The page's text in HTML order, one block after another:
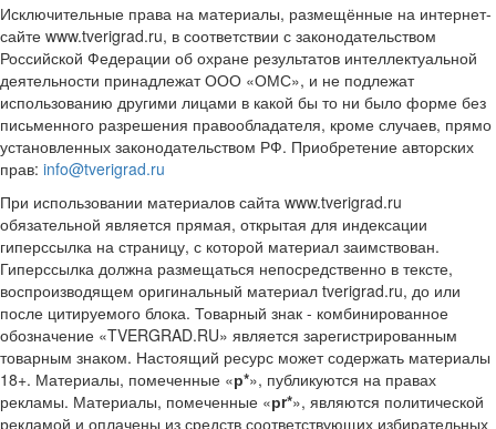
Исключительные права на материалы, размещённые на интернет-
сайте www.tverigrad.ru, в соответствии с законодательством
Российской Федерации об охране результатов интеллектуальной
деятельности принадлежат ООО «ОМС», и не подлежат
использованию другими лицами в какой бы то ни было форме без
письменного разрешения правообладателя, кроме случаев, прямо
установленных законодательством РФ. Приобретение авторских
прав: info@tverigrad.ru
При использовании материалов сайта www.tverigrad.ru
обязательной является прямая, открытая для индексации
гиперссылка на страницу, с которой материал заимствован.
Гиперссылка должна размещаться непосредственно в тексте,
воспроизводящем оригинальный материал tverigrad.ru, до или
после цитируемого блока. Товарный знак - комбинированное
обозначение «TVERGRAD.RU» является зарегистрированным
товарным знаком. Настоящий ресурс может содержать материалы
18+. Материалы, помеченные «р*», публикуются на правах
рекламы. Материалы, помеченные «рr*», являются политической
рекламой и оплачены из средств соответствующих избирательных